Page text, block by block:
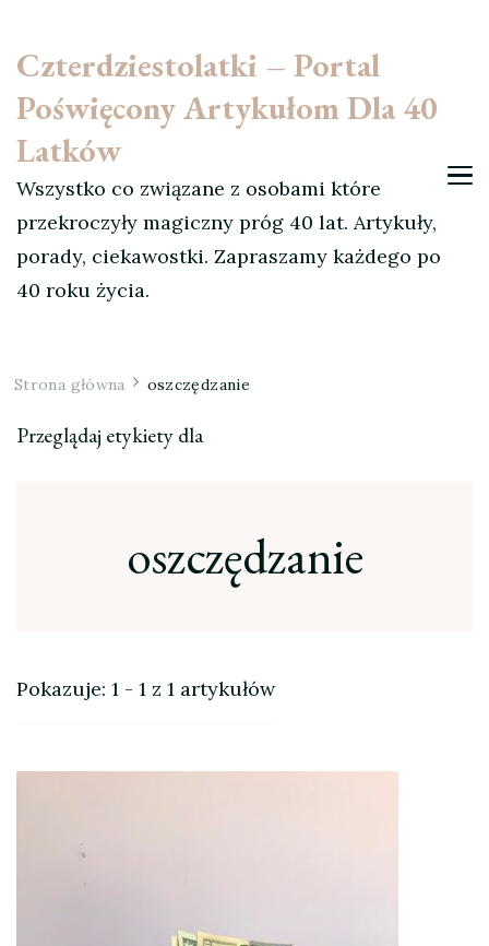
Czterdziestolatki – Portal
Poświęcony Artykułom Dla 40
Latków
Wszystko co związane z osobami które
przekroczyły magiczny próg 40 lat. Artykuły,
porady, ciekawostki. Zapraszamy każdego po
40 roku życia.
Strona główna oszczędzanie
Przeglądaj etykiety dla
oszczędzanie
Pokazuje: 1 - 1 z 1 artykułów